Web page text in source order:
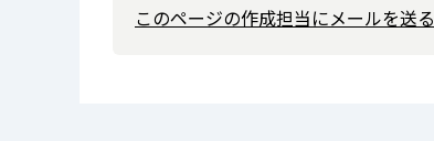
このページの作成担当にメールを送る